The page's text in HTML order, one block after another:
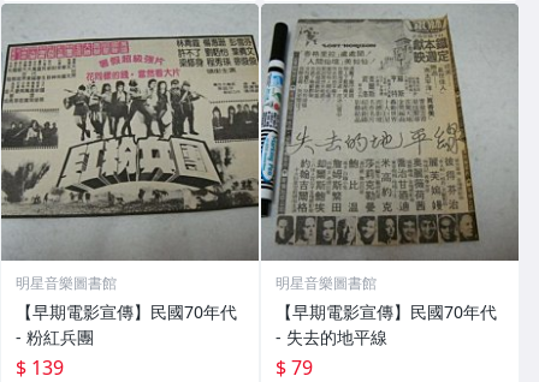
明星音樂圖書館
【早期電影宣傳】民國70年代
- 粉紅兵團
$ 139
明星音樂圖書館
【早期電影宣傳】民國70年代
- 失去的地平線
$ 79